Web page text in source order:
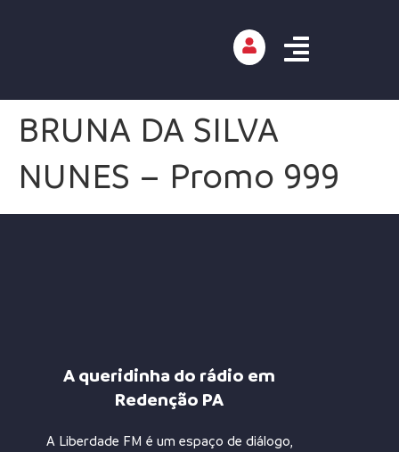
BRUNA DA SILVA
NUNES – Promo 999
A queridinha do rádio em
Redenção PA
A Liberdade FM é um espaço de diálogo,